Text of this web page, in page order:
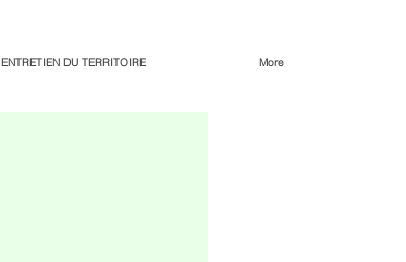
ENTRETIEN DU TERRITOIRE More